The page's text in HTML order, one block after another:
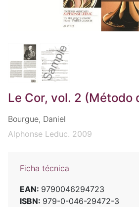
Le Cor, vol. 2 (Método
Bourgue, Daniel
Alphonse Leduc. 2009
Ficha técnica
EAN: 9790046294723
ISBN: 979-0-046-29472-3